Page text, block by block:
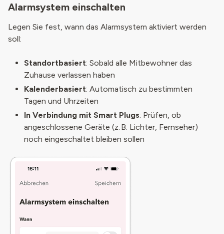
Alarmsystem einschalten
Legen Sie fest, wann das Alarmsystem aktiviert werden
soll:
Standortbasiert: Sobald alle Mitbewohner das
Zuhause verlassen haben
Kalenderbasiert: Automatisch zu bestimmten
Tagen und Uhrzeiten
In Verbindung mit Smart Plugs: Prüfen, ob
angeschlossene Geräte (z. B. Lichter, Fernseher)
noch eingeschaltet bleiben sollen